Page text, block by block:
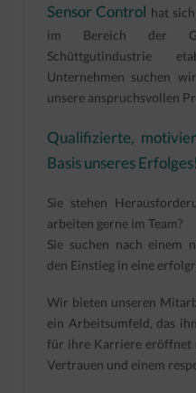
Sensor Control hat
im Bereich der
Schüttgutindustrie
Unternehmen suchen
unsere anspruchsvollen
Qualifizierte,
Basis unseres Erfolges!
Sie stehen
arbeiten gerne im Team?
Sie suchen nach einem
den Einstieg in eine
Wir bieten unseren
ein Arbeitsumfeld, das
für ihre Karriere eröffnet
Vertrauen und einem